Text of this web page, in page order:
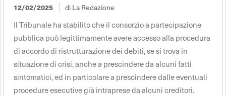
12/02/2025 di La Redazione
Il Tribunale ha stabilito che il consorzio a partecipazione
pubblica può legittimamente avere accesso alla procedura
di accordo di ristrutturazione dei debiti, se si trova in
situazione di crisi, anche a prescindere da alcuni fatti
sintomatici, ed in particolare a prescindere dalle eventuali
procedure esecutive già intraprese da alcuni creditori.